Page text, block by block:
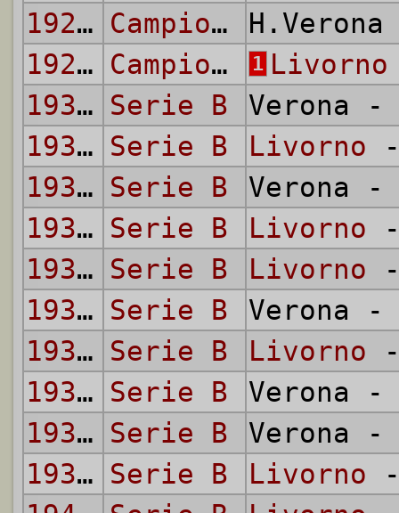
1927/28
Campionato Nazionale
1927/28
Campionato Nazionale 1 Livorno
1931/32 Serie B
Verona
1931/32 Serie B Livorno
1932/33 Serie B
Verona
1932/33 Serie B Livorno
1935/36 Serie B Livorno
1935/36 Serie B
Verona
1936/37 Serie B Livorno
1936/37 Serie B
Verona
1939/40 Serie B
Verona
1939/40 Serie B Livorno